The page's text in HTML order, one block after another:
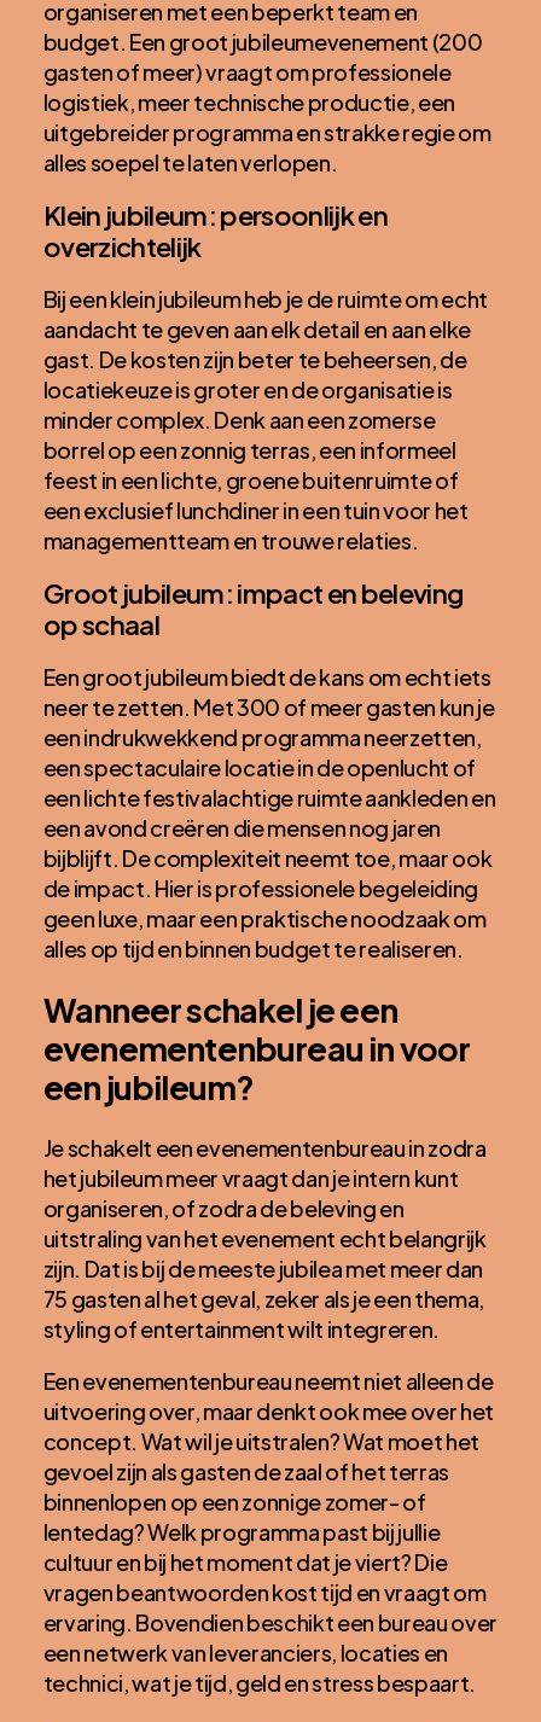
organiseren met een beperkt team en
budget. Een groot jubileumevenement (200
gasten of meer) vraagt om professionele
logistiek, meer technische productie, een
uitgebreider programma en strakke regie om
alles soepel te laten verlopen.
Klein jubileum: persoonlijk en
overzichtelijk
Bij een klein jubileum heb je de ruimte om echt
aandacht te geven aan elk detail en aan elke
gast. De kosten zijn beter te beheersen, de
locatiekeuze is groter en de organisatie is
minder complex. Denk aan een zomerse
borrel op een zonnig terras, een informeel
feest in een lichte, groene buitenruimte of
een exclusief lunchdiner in een tuin voor het
managementteam en trouwe relaties.
Groot jubileum: impact en beleving
op schaal
Een groot jubileum biedt de kans om echt iets
neer te zetten. Met 300 of meer gasten kun je
een indrukwekkend programma neerzetten,
een spectaculaire locatie in de openlucht of
een lichte festivalachtige ruimte aankleden en
een avond creëren die mensen nog jaren
bijblijft. De complexiteit neemt toe, maar ook
de impact. Hier is professionele begeleiding
geen luxe, maar een praktische noodzaak om
alles op tijd en binnen budget te realiseren.
Wanneer schakel je een
evenementenbureau in voor
een jubileum?
Je schakelt een evenementenbureau in zodra
het jubileum meer vraagt dan je intern kunt
organiseren, of zodra de beleving en
uitstraling van het evenement echt belangrijk
zijn. Dat is bij de meeste jubilea met meer dan
75 gasten al het geval, zeker als je een thema,
styling of entertainment wilt integreren.
Een evenementenbureau neemt niet alleen de
uitvoering over, maar denkt ook mee over het
concept. Wat wil je uitstralen? Wat moet het
gevoel zijn als gasten de zaal of het terras
binnenlopen op een zonnige zomer- of
lentedag? Welk programma past bij jullie
cultuur en bij het moment dat je viert? Die
vragen beantwoorden kost tijd en vraagt om
ervaring. Bovendien beschikt een bureau over
een netwerk van leveranciers, locaties en
technici, wat je tijd, geld en stress bespaart.